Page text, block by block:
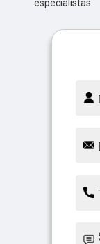
especialistas.